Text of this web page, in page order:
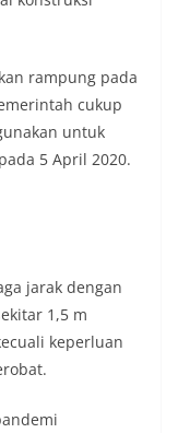
rampung pada
cukup
untuk
5 April 2020.
jarak dengan
1,5 m
keperluan